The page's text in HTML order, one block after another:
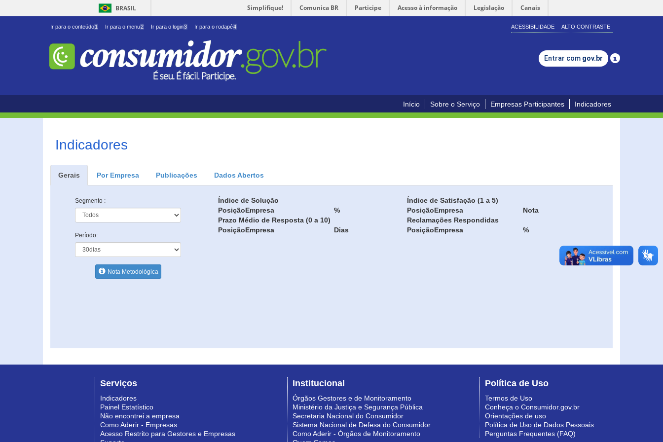
BRASIL Simplifique! Comunica BR Participe Acesso à informação Legislação Canais
Ir para o conteúdo1 Ir para o menu2 Ir para o login3 Ir para o rodapé4 ACESSIBILIDADE ALTO CONTRASTE
Entrar com gov.br
Início Sobre o Serviço Empresas Participantes Indicadores
Indicadores
Gerais Por Empresa Publicações Dados Abertos
Segmento :
Período:
Nota Metodológica
Índice de Solução
PosiçãoEmpresa %
Índice de Satisfação (1 a 5)
PosiçãoEmpresa
Nota
Prazo Médio de Resposta (0 a 10)
PosiçãoEmpresa Dias
Reclamações Respondidas
PosiçãoEmpresa %
Serviços
Indicadores
Painel Estatístico
Não encontrei a empresa
Como Aderir - Empresas
Acesso Restrito para Gestores e Empresas
Institucional
Órgãos Gestores e de Monitoramento
Ministério da Justiça e Segurança Pública
Secretaria Nacional do Consumidor
Sistema Nacional de Defesa do Consumidor
Como Aderir - Órgãos de Monitoramento
Política de Uso
Termos de Uso
Conheça o Consumidor.gov.br
Orientações de uso
Política de Uso de Dados Pessoais
Perguntas Frequentes (FAQ)